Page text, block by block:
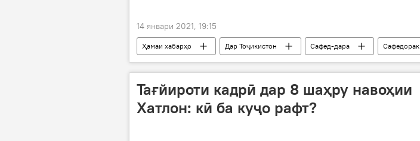
14 январи 2021, 19:15
Ҳамаи хабарҳо Дар Тоҷикистон Сафед-дара Сафедорак
Хатлон
Тағйироти кадрӣ дар 8 шаҳру навоҳии
Хатлон: кӣ ба куҷо рафт?